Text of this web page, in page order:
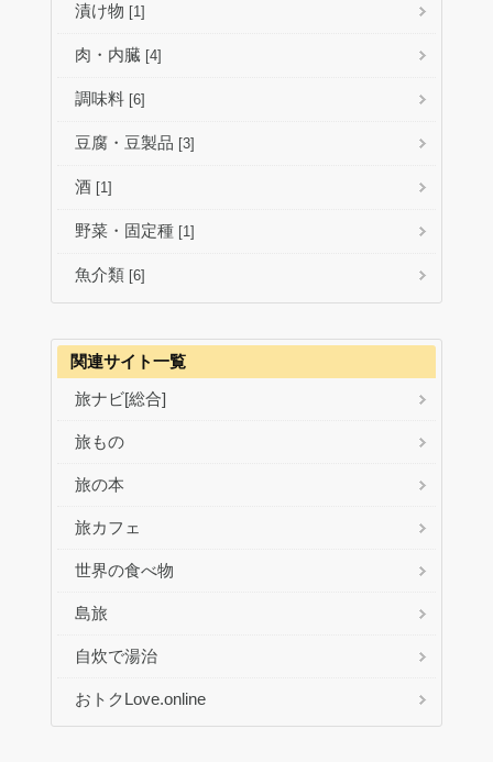
漬け物 [1]
肉・内臓 [4]
調味料 [6]
豆腐・豆製品 [3]
酒 [1]
野菜・固定種 [1]
魚介類 [6]
関連サイト一覧
旅ナビ[総合]
旅もの
旅の本
旅カフェ
世界の食べ物
島旅
自炊で湯治
おトクLove.online